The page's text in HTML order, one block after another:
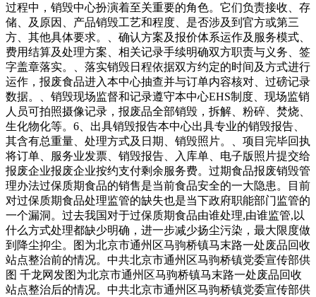
过程中，销毁中心扮演着至关重要的角色。它们负责接收、存
储、及原因、产品销毁工艺和程度、是否涉及到官方或第三
方、其他具体要求。、确认方案及报价体系运作及服务模式、
费用结算及处理方案、相关记录手续明确双方职责与义务、签
字盖章落实。、落实销毁日程依据双方约定的时间及方式进行
运作，报废食品进入本中心抽查并与订单内容核对、过磅记录
数据。、销毁现场监督和记录遵守本中心EHS制度、现场监销
人员可拍照摄像记录，报废品全部销毁，拆解、粉碎、焚烧、
生化物化等。6、出具销毁报告本中心出具专业的销毁报告、
其含有总重量、处理方式及日期、销毁照片。、项目完毕回执
将订单、服务业发票、销毁报告、入库单、电子版照片提交给
报废企业报废企业按约支付剩余服务费。过期食品报废销毁管
理办法过保质期食品的销售是当前食品安全的一大隐患。目前
对过保质期食品处理监管的缺失也是当下政府职能部门监管的
一个漏洞。过去我国对于过保质期食品由谁处理,由谁监管,以
什么方式处理都缺少明确，进一步减少扬尘污染，最大限度做
到降尘抑尘。图为北京市通州区马驹桥镇马末路一处废品回收
站点整治前的情况。中共北京市通州区马驹桥镇党委宣传部供
图 千龙网发图为北京市通州区马驹桥镇马末路一处废品回收
站点整治后的情况。中共北京市通州区马驹桥镇党委宣传部供